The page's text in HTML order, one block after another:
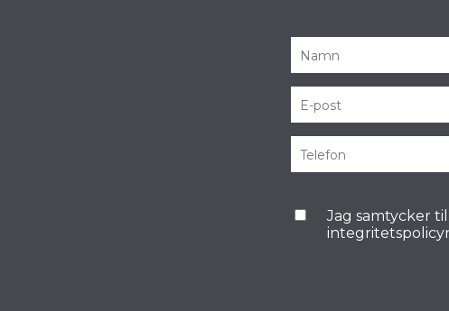
Jag samtycker